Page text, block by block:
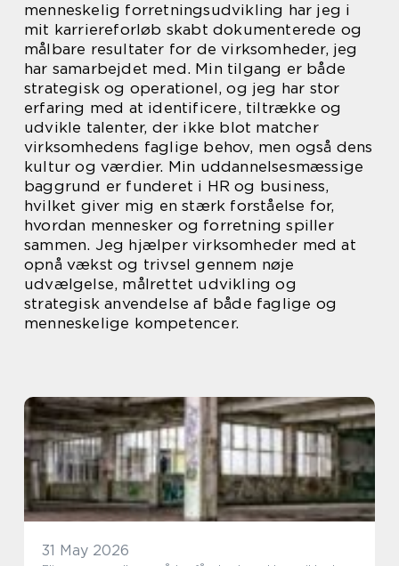
menneskelig forretningsudvikling har jeg i
mit karriereforløb skabt dokumenterede og
målbare resultater for de virksomheder, jeg
har samarbejdet med. Min tilgang er både
strategisk og operationel, og jeg har stor
erfaring med at identificere, tiltrække og
udvikle talenter, der ikke blot matcher
virksomhedens faglige behov, men også dens
kultur og værdier. Min uddannelsesmæssige
baggrund er funderet i HR og business,
hvilket giver mig en stærk forståelse for,
hvordan mennesker og forretning spiller
sammen. Jeg hjælper virksomheder med at
opnå vækst og trivsel gennem nøje
udvælgelse, målrettet udvikling og
strategisk anvendelse af både faglige og
menneskelige kompetencer.
31 May 2026